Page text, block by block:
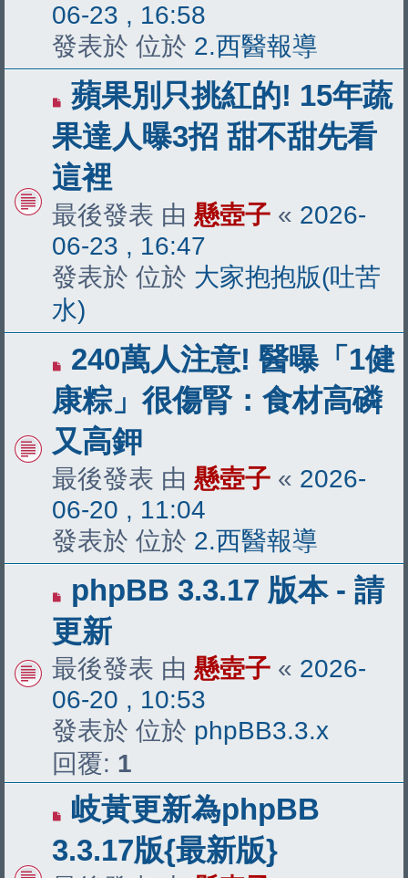
06-23 , 16:58
發表於 位於 2.西醫報導
有
新
文
章
蘋果別只挑紅的! 15年蔬
果達人曝3招 甜不甜先看
這裡
最後發表 由 懸壺子 « 2026-
06-23 , 16:47
發表於 位於 大家抱抱版(吐苦
水)
有
新
文
章
240萬人注意! 醫曝「1健
康粽」很傷腎：食材高磷
又高鉀
最後發表 由 懸壺子 « 2026-
06-20 , 11:04
發表於 位於 2.西醫報導
有
新
文
章
phpBB 3.3.17 版本 - 請
更新
最後發表 由 懸壺子 « 2026-
06-20 , 10:53
發表於 位於 phpBB3.3.x
回覆: 1
有
新
文
岐黃更新為phpBB
3.3.17版{最新版}